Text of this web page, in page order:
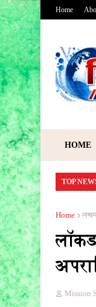
Home
HOME
TOP
Home
Mission